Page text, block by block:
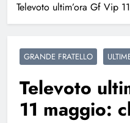
Televoto ultim’ora Gf Vip
GRANDE FRATELLO
Televoto
11 maggio: